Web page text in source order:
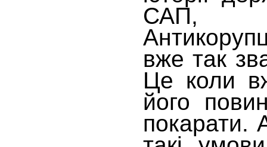
вже так
Це коли
його
покарати.